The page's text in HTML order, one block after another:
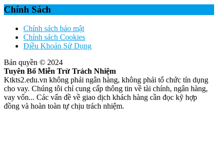
Chính Sách
Chính sách bảo mật
Chính sách Cookies
Điều Khoản Sử Dụng
Bản quyền © 2024
Tuyên Bố Miễn Trừ Trách Nhiệm
Ktkts2.edu.vn không phải ngân hàng, không phải tổ chức tín dụng
cho vay. Chúng tôi chỉ cung cấp thông tin về tài chính, ngân hàng,
vay vốn... Các vấn đề về giao dịch khách hàng cần đọc kỹ hợp
đồng và hoàn toàn tự chịu trách nhiệm.